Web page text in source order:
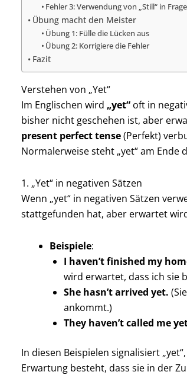
Fehler 3: Verwendung von „Still“ in
Übung macht den Meister
Übung 1: Fülle die Lücken aus
Übung 2: Korrigiere die Fehler
Fazit
Verstehen von „Yet“
Im Englischen wird „yet“oft in
bisher nicht geschehen ist, aber
present perfect tense(Perfekt)
Normalerweise steht „yet“ am Ende
1. „Yet“ in negativen Sätzen
Wenn „yet“ in negativen Sätzen
stattgefunden hat, aber erwartet
Beispiele:
I haven’t finished my
wird erwartet, dass ich sie
She hasn’t arrived yet.
ankommt.)
They haven’t called me
In diesen Beispielen signalisiert
Erwartung besteht, dass sie in der